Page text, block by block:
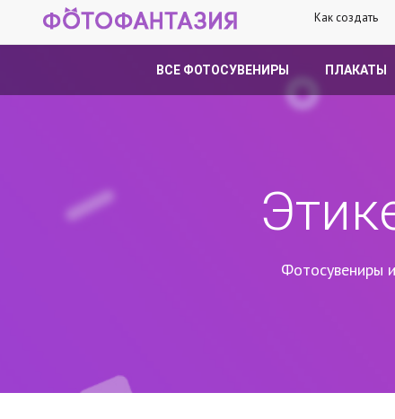
Как создать
ВСЕ ФОТОСУВЕНИРЫ ПЛАКАТЫ
Фотосувениры